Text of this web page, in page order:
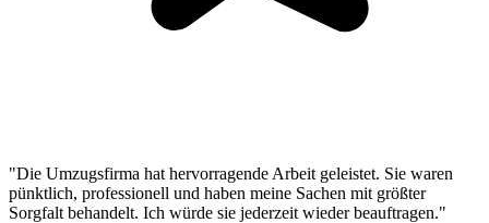
"Die Umzugsfirma hat hervorragende Arbeit geleistet. Sie waren
pünktlich, professionell und haben meine Sachen mit größter
Sorgfalt behandelt. Ich würde sie jederzeit wieder beauftragen."